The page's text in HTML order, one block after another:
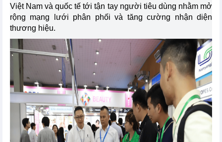
Việt Nam và quốc tế tới tận tay người tiêu dùng nhằm mở
rộng mạng lưới phân phối và tăng cường nhận diện
thương hiệu.